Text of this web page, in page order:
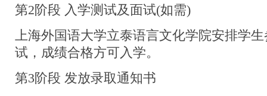
第2阶段 入学测试及面试(如需)
上海外国语大学立泰语言文化学院安排学
试，成绩合格方可入学。
第3阶段 发放录取通知书